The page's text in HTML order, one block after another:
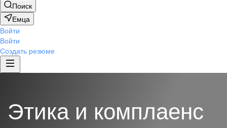
Поиск
Емца
Войти
Войти
Создать резюме
Этика и комплаенс